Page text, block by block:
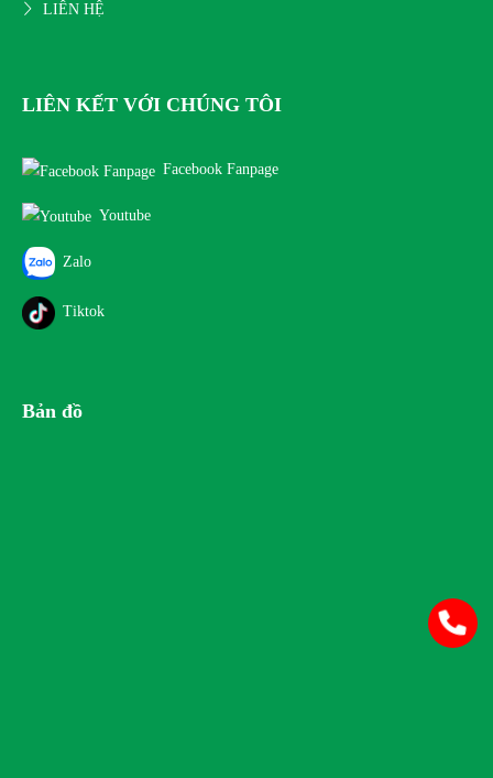
LIÊN HỆ
LIÊN KẾT VỚI CHÚNG TÔI
Facebook Fanpage
Youtube
Zalo
Tiktok
Bản đồ